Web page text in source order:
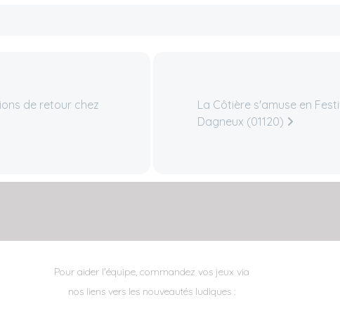
de retour chez
La Côtière s'amuse en
Dagneux (01120)
Pour aider l'équipe, commandez vos jeux via
nos liens vers les nouveautés ludiques :